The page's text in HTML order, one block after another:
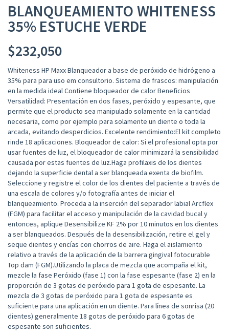
BLANQUEAMIENTO WHITENESS
35% ESTUCHE VERDE
$232,050
Whiteness HP Maxx Blanqueador a base de peróxido de hidrógeno a
35% para para uso em consultorio. Sistema de frascos: manipulación
en la medida ideal Contiene bloqueador de calor Beneficios
Versatilidad: Presentación en dos fases, peróxido y espesante, que
permite que el producto sea manipulado solamente en la cantidad
necesaria, como por ejemplo para solamente un diente o toda la
arcada, evitando desperdicios. Excelente rendimiento:El kit completo
rinde 18 aplicaciones. Bloqueador de calor: Si el profesional opta por
usar fuentes de luz, el bloqueador de calor minimizará la sensibilidad
causada por estas fuentes de luz.Haga profilaxis de los dientes
dejando la superficie dental a ser blanqueada exenta de biofilm.
Seleccione y registre el color de los dientes del paciente a través de
una escala de colores y/o fotografía antes de iniciar el
blanqueamiento. Proceda a la inserción del separador labial Arcflex
(FGM) para facilitar el acceso y manipulación de la cavidad bucal y
entonces, aplique Desensibilize KF 2% por 10 minutos en los dientes
a ser blanqueados. Después de la desensibilización, retire el gel y
seque dientes y encías con chorros de aire. Haga el aislamiento
relativo a través de la aplicación de la barrera gingival fotocurable
Top dam (FGM).Utilizando la placa de mezcla que acompaña el kit,
mezcle la fase Peróxido (fase 1) con la fase espesante (fase 2) en la
proporción de 3 gotas de peróxido para 1 gota de espesante. La
mezcla de 3 gotas de peróxido para 1 gota de espesante es
suficiente para una aplicación en un diente. Para línea de sonrisa (20
dientes) generalmente 18 gotas de peróxido para 6 gotas de
espesante son suficientes.